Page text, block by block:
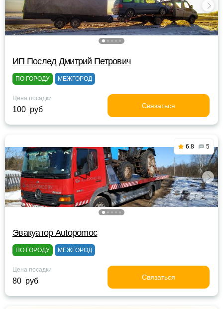
ИП Послед Дмитрий Петрович
ПО ГОРОДУ МЕЖГОРОД
Цена посадки
100 руб Связаться
6.8 5
Эвакуатор Autopomoc
ПО ГОРОДУ МЕЖГОРОД
Цена посадки
80 руб Связаться